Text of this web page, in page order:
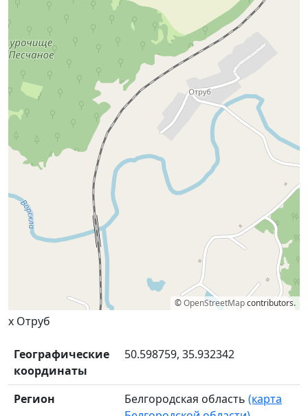
©OpenStreetMapcontributors.
х Отруб
Географические
координаты
50.598759, 35.932342
Регион Белгородская область (карта